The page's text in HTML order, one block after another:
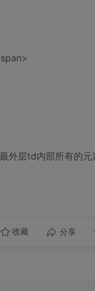
外层td内部所有的元
收藏 分享